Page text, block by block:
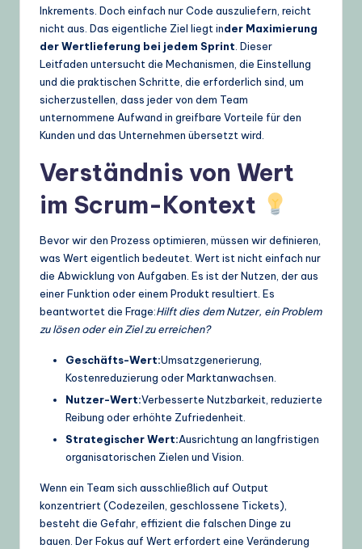
d
T
&
L
p
d
Inkrements. Doch einfach nur Code auszuliefern, reicht
nicht aus. Das eigentliche Ziel liegt inder Maximierung
der Wertlieferung bei jedem Sprint . Dieser
Leitfaden untersucht die Mechanismen, die Einstellung
und die praktischen Schritte, die erforderlich sind, um
sicherzustellen, dass jeder von dem Team
unternommene Aufwand in greifbare Vorteile für den
Kunden und das Unternehmen übersetzt wird.
Verständnis von Wert
im Scrum-Kontext
Bevor wir den Prozess optimieren, müssen wir definieren,
was Wert eigentlich bedeutet. Wert ist nicht einfach nur
die Abwicklung von Aufgaben. Es ist der Nutzen, der aus
einer Funktion oder einem Produkt resultiert. Es
beantwortet die Frage:Hilft dies dem Nutzer, ein Problem
zu lösen oder ein Ziel zu erreichen?
Geschäfts-Wert:Umsatzgenerierung,
Kostenreduzierung oder Marktanwachsen.
Nutzer-Wert:Verbesserte Nutzbarkeit, reduzierte
Reibung oder erhöhte Zufriedenheit.
Strategischer Wert:Ausrichtung an langfristigen
organisatorischen Zielen und Vision.
Wenn ein Team sich ausschließlich auf Output
konzentriert (Codezeilen, geschlossene Tickets),
besteht die Gefahr, effizient die falschen Dinge zu
bauen. Der Fokus auf Wert erfordert eine Veränderung